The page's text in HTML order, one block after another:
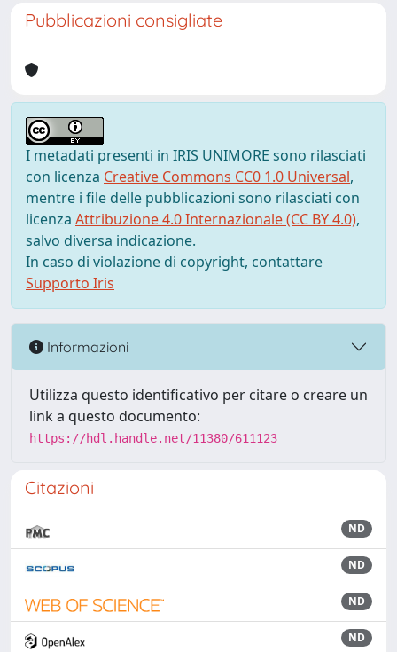
Pubblicazioni consigliate
I metadati presenti in IRIS UNIMORE sono rilasciati
con licenza Creative Commons CC0 1.0 Universal,
mentre i file delle pubblicazioni sono rilasciati con
licenza Attribuzione 4.0 Internazionale (CC BY 4.0),
salvo diversa indicazione.
In caso di violazione di copyright, contattare
Supporto Iris
Informazioni
Utilizza questo identificativo per citare o creare un
link a questo documento:
https://hdl.handle.net/11380/611123
Citazioni
ND
ND
ND
ND